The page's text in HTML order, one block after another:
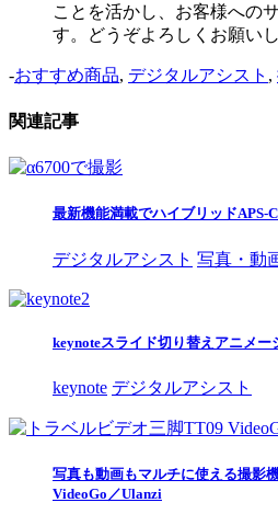
ことを活かし、お客様への
す。どうぞよろしくお願い
-おすすめ商品, デジタルアシスト ,
関連記事
最新機能満載でハイブリッドAPS-
デジタルアシスト 写真・動
keynoteスライド切り替えアニメー
keynote デジタルアシスト
写真も動画もマルチに使える撮影
VideoGo／Ulanzi